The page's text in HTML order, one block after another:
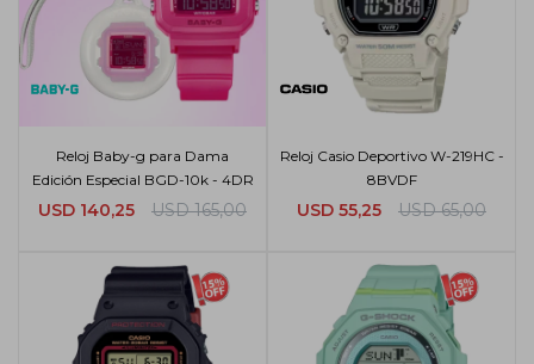
Reloj Baby-g para Dama
Edición Especial BGD-10k - 4DR
USD 140,25 USD 165,00
Reloj Casio Deportivo W-219HC -
8BVDF
USD 55,25 USD 65,00